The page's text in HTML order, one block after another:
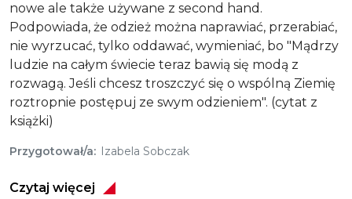
nowe ale także używane z second hand.
Podpowiada, że odzież można naprawiać, przerabiać,
nie wyrzucać, tylko oddawać, wymieniać, bo "Mądrzy
ludzie na całym świecie teraz bawią się modą z
rozwagą. Jeśli chcesz troszczyć się o wspólną Ziemię
roztropnie postępuj ze swym odzieniem". (cytat z
książki)
Przygotował/a Izabela Sobczak
Czytaj więcej